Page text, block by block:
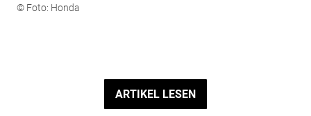
© Foto: Honda
ARTIKEL LESEN